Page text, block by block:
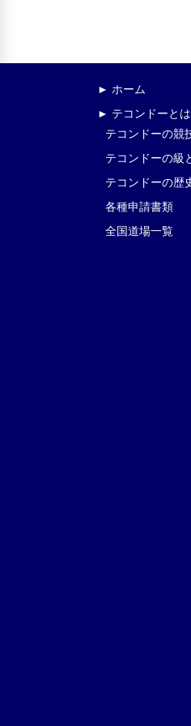
► ホーム
► テコンドーとは
テコンドーの競
テコンドーの級
テコンドーの歴
各種申請書類
全国道場一覧